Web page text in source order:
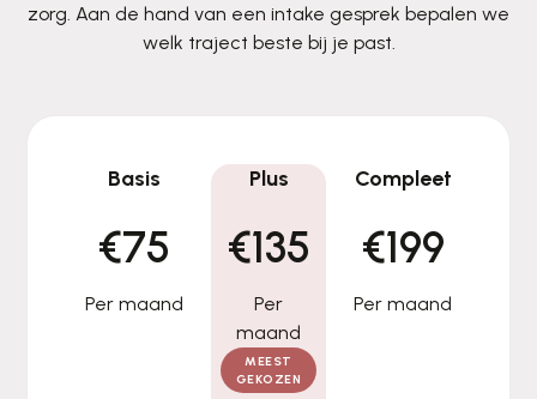
zorg. Aan de hand van een intake gesprek bepalen we
welk traject beste bij je past.
Basis
€75
Per maand
Plus
€135
Per
maand
MEEST
GEKOZEN
Compleet
€199
Per maand